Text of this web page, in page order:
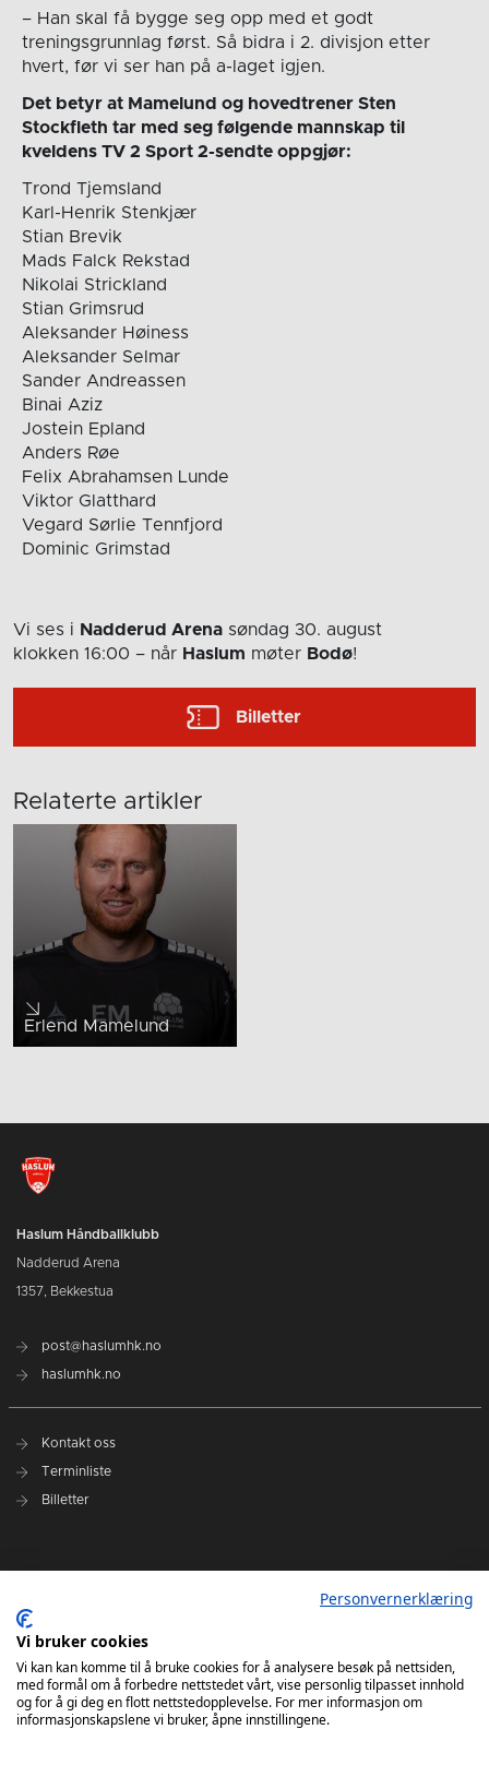
– Han skal få bygge seg opp med et godt
treningsgrunnlag først. Så bidra i 2. divisjon etter
hvert, før vi ser han på a-laget igjen.
Det betyr at Mamelund og hovedtrener Sten
Stockfleth tar med seg følgende mannskap til
kveldens TV 2 Sport 2-sendte oppgjør:
Trond Tjemsland
Karl-Henrik Stenkjær
Stian Brevik
Mads Falck Rekstad
Nikolai Strickland
Stian Grimsrud
Aleksander Høiness
Aleksander Selmar
Sander Andreassen
Binai Aziz
Jostein Epland
Anders Røe
Felix Abrahamsen Lunde
Viktor Glatthard
Vegard Sørlie Tennfjord
Dominic Grimstad
Vi ses i Nadderud Arena søndag 30. august
klokken 16:00 – når Haslum møter Bodø!
Billetter
Relaterte artikler
Erlend Mamelund
Haslum Håndballklubb
Nadderud Arena
1357, Bekkestua
post@haslumhk.no
haslumhk.no
Kontakt oss
Terminliste
Billetter
Ansvarlig redaktør: Tore Solberg
Personvernerklæring
Vi bruker cookies
Vi kan kan komme til å bruke cookies for å analysere besøk på nettsiden,
med formål om å forbedre nettstedet vårt, vise personlig tilpasset innhold
og for å gi deg en flott nettstedopplevelse. For mer informasjon om
informasjonskapslene vi bruker, åpne innstillingene.